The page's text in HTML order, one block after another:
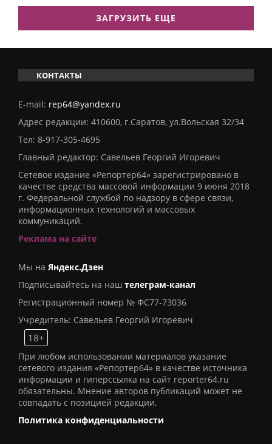
ЗАГРУЗИТЬ ЕЩЕ
КОНТАКТЫ
E-mail: rep64@yandex.ru
Адрес редакции: 410600, г.Саратов, ул.Вольская 32/34
Тел: 8-917-305-4695
Главный редактор: Савельев Георгий Игоревич
Сетевое издание «Репортер64» зарегистрировано в
качестве средства массовой информации 9 июня 2018
г. Федеральной службой по надзору в сфере связи,
информационных технологий и массовых
коммуникаций.
Реклама на сайте
Мы на Яндекс.Дзен
Подписывайтесь на наш телеграм-канал
Регистрационный номер № ФС77-73036
Учредитель: Савельев Георгий Игоревич
18+
При любом использовании материалов указание
сетевого издания «Репортер64» в качестве источника
информации и гиперссылка на сайт reporter64.ru
обязательны. Мнение авторов публикаций может не
совпадать с позицией редакции.
Политика конфиденциальности